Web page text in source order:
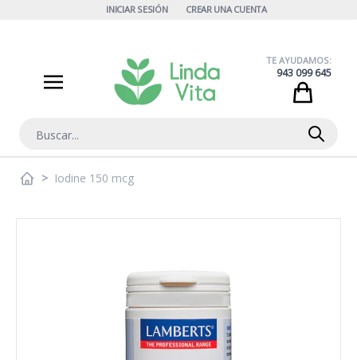
INICIAR SESIÓN CREAR UNA CUENTA
Buscar
TE AYUDAMOS:
943 099 645
> Iodine 150 mcg